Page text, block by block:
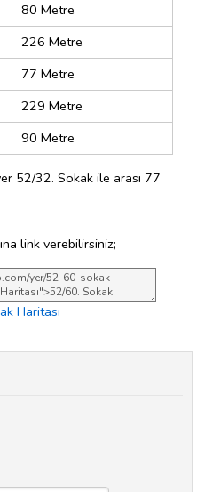
80 Metre
226 Metre
77 Metre
229 Metre
90 Metre
52/32. Sokak ile arası 77
link verebilirsiniz;
Haritası